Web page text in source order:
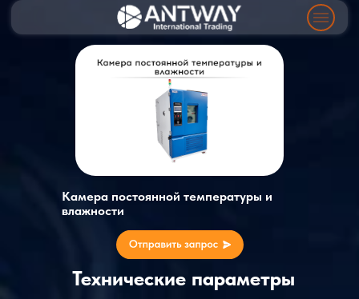
Камера постоянной температуры и
влажности
Технические параметры